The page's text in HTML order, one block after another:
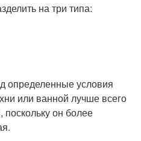
на три типа:
определенные условия
или ванной лучше всего
он более